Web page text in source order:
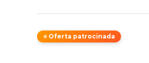
⭐ Oferta patrocinada